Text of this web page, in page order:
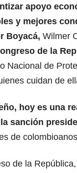
apoyo
y mejores
Boyacá, Wilmer
de la
Nacional de
cuidan de
hoy es una
sanción
de
de la